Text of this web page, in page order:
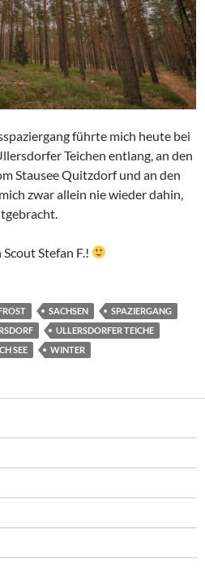
führte mich heute bei
Teichen entlang, an den
Stausee Quitzdorf und an den
zwar allein nie wieder dahin,
Stefan F.!
SACHSEN
SPAZIERGANG
ULLERSDORFER TEICHE
SEE WINTER